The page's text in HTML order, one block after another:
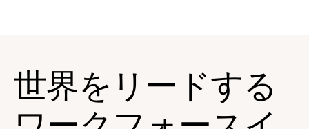
世界をリードする